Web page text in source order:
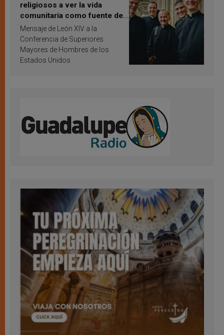
religiosos a ver la vida
comunitaria como fuente de
inspiración y santificación
Mensaje de León XIV a la
Conferencia de Superiores
Mayores de Hombres de los
Estados Unidos